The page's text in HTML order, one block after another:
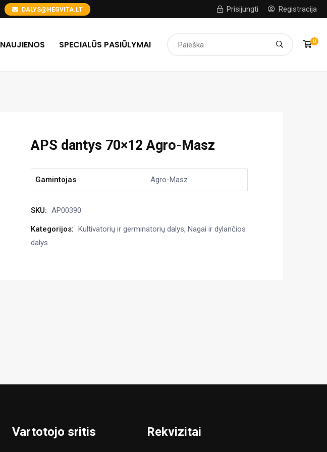
DALYS@HEGVITA.LT Prisijungti Registracija
NAUJIENOS SPECIALŪS PASIŪLYMAI 0
APS dantys 70×12 Agro-Masz
Gamintojas Agro-Masz
SKU: AP00390
Kategorijos: Kultivatorių ir germinatorių dalys, Nagai ir dylančios
dalys
Vartotojo sritis Rekvizitai